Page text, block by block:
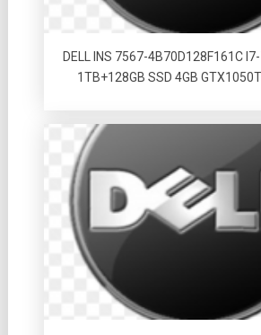
DELL INS 7567-4B70D128F161C
1TB+128GB SSD 4GB